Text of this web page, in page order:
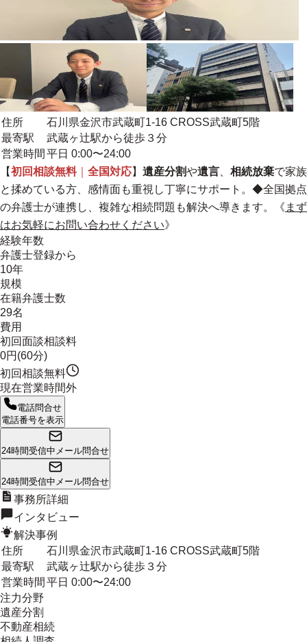
住所
石川県金沢市武蔵町1-16 CROSS武蔵町5階
最寄駅
武蔵ヶ辻駅から徒歩３分
営業時間 平日 0:00〜24:00
【初回相談無料｜ 全国対応】 遺産分割や遺言 相続放棄で家族
と揉めている方、感情面も重視し丁寧にサポート。 ◆全国拠点
の弁護士が連携し、複雑な相続問題も解決へ導きます。《 まず
はお気軽にお問い合わせください》
経験年数
弁護士登録から
10年
規模
在籍弁護士数
29名
費用
初回面談相談料
0円(60分)
初回相談無料
現在営業時間外
電話問合せ
電話番号を表示
24時間受信中 メール問合せ
24時間受信中 メール問合せ
事務所詳細
インタビュー
解決事例
住所
石川県金沢市武蔵町1-16 CROSS武蔵町5階
最寄駅
武蔵ヶ辻駅から徒歩３分
営業時間 平日 0:00〜24:00
注力分野
遺産分割
不動産相続